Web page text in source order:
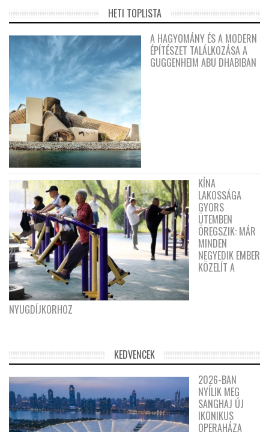
HETI TOPLISTA
A HAGYOMÁNY ÉS A MODERN
ÉPÍTÉSZET TALÁLKOZÁSA A
GUGGENHEIM ABU DHABIBAN
KÍNA
LAKOSSÁGA
GYORS
ÜTEMBEN
ÖREGSZIK: MÁR
MINDEN
NEGYEDIK EMBER
KÖZELÍT A
NYUGDÍJKORHOZ
KEDVENCEK
2026-BAN
NYÍLIK MEG
SANGHAJ ÚJ
IKONIKUS
OPERAHÁZA